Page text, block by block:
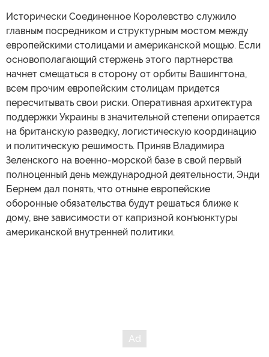
Исторически Соединенное Королевство служило
главным посредником и структурным мостом между
европейскими столицами и американской мощью. Если
основополагающий стержень этого партнерства
начнет смещаться в сторону от орбиты Вашингтона,
всем прочим европейским столицам придется
пересчитывать свои риски. Оперативная архитектура
поддержки Украины в значительной степени опирается
на британскую разведку, логистическую координацию
и политическую решимость. Приняв Владимира
Зеленского на военно-морской базе в свой первый
полноценный день международной деятельности, Энди
Бернем дал понять, что отныне европейские
оборонные обязательства будут решаться ближе к
дому, вне зависимости от капризной конъюнктуры
американской внутренней политики.